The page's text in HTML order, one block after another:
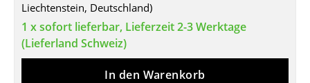
Esstische
Beistelltische
Liechtenstein, Deutschland)
1 x sofort lieferbar, Lieferzeit 2-3 Werktage
(Lieferland Schweiz)
In den Warenkorb